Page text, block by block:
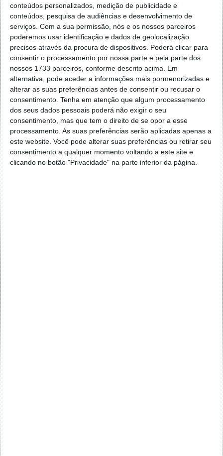
conteúdos personalizados, medição de publicidade e
conteúdos, pesquisa de audiências e desenvolvimento de
serviços. Com a sua permissão, nós e os nossos parceiros
poderemos usar identificação e dados de geolocalização
precisos através da procura de dispositivos. Poderá clicar para
consentir o processamento por nossa parte e pela parte dos
nossos 1733 parceiros, conforme descrito acima. Em
alternativa, pode aceder a informações mais pormenorizadas e
alterar as suas preferências antes de consentir ou recusar o
consentimento. Tenha em atenção que algum processamento
dos seus dados pessoais poderá não exigir o seu
consentimento, mas que tem o direito de se opor a esse
processamento. As suas preferências serão aplicadas apenas a
este website. Você pode alterar suas preferências ou retirar seu
consentimento a qualquer momento voltando a este site e
clicando no botão "Privacidade" na parte inferior da página.